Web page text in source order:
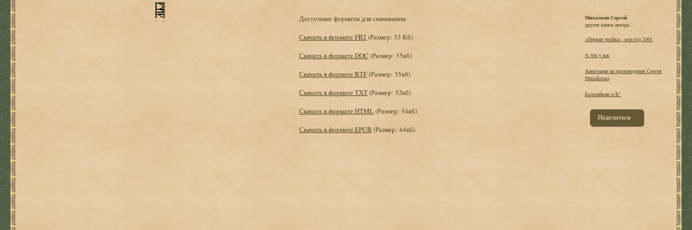
Доступные форматы для скачивания:
Скачать в формате FB2 (Размер: 33 Кб)
Скачать в формате DOC (Размер: 35кб)
Скачать в формате RTF(Размер: 35кб)
Скачать в формате TXT(Размер: 32кб)
Скачать в формате HTML(Размер: 34кб)
Скачать в формате EPUB (Размер: 44кб)
Михалков Сергей
другие книги автора:
«Первая тройка», или год 2001
А что у вас
Аннотации на произведения Сергея
Михайлова
Балалайкин и К°
Поделиться